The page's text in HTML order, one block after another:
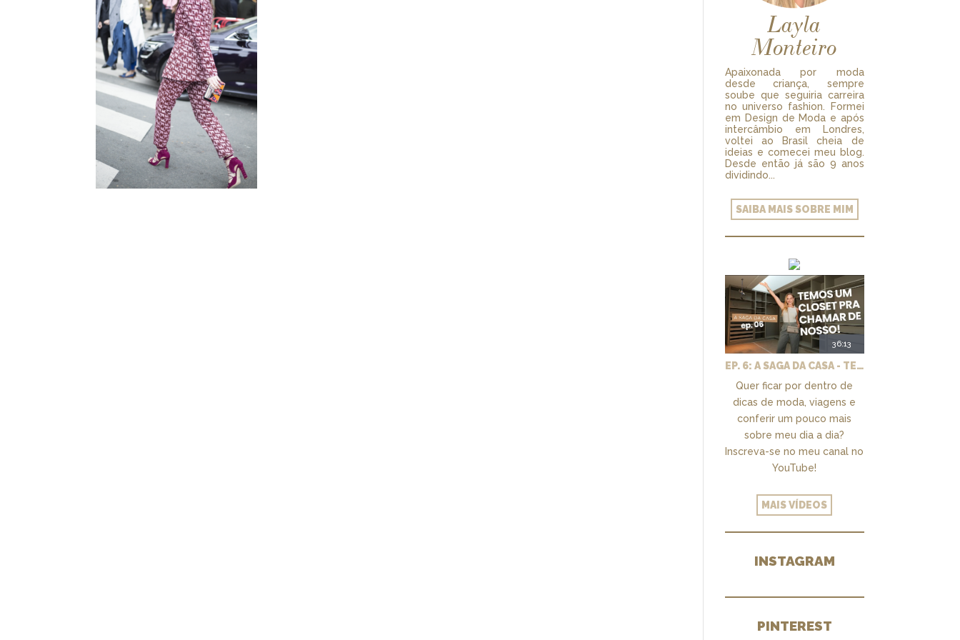
Layla
Monteiro
Apaixonada por moda
desde criança, sempre
soube que seguiria carreira
no universo fashion. Formei
em Design de Moda e após
intercâmbio em Londres,
voltei ao Brasil cheia de
ideias e comecei meu blog.
Desde então já são 9 anos
dividindo...
SAIBA MAIS SOBRE MIM
36:13
EP. 6: A SAGA DA CASA - TEMOS UM CLOSET PRA CHAMAR DE NOSSO + MARCENARIA E PAISAGISMO
Quer ficar por dentro de
dicas de moda, viagens e
conferir um pouco mais
sobre meu dia a dia?
Inscreva-se no meu canal no
YouTube!
MAIS VÍDEOS
INSTAGRAM
PINTEREST